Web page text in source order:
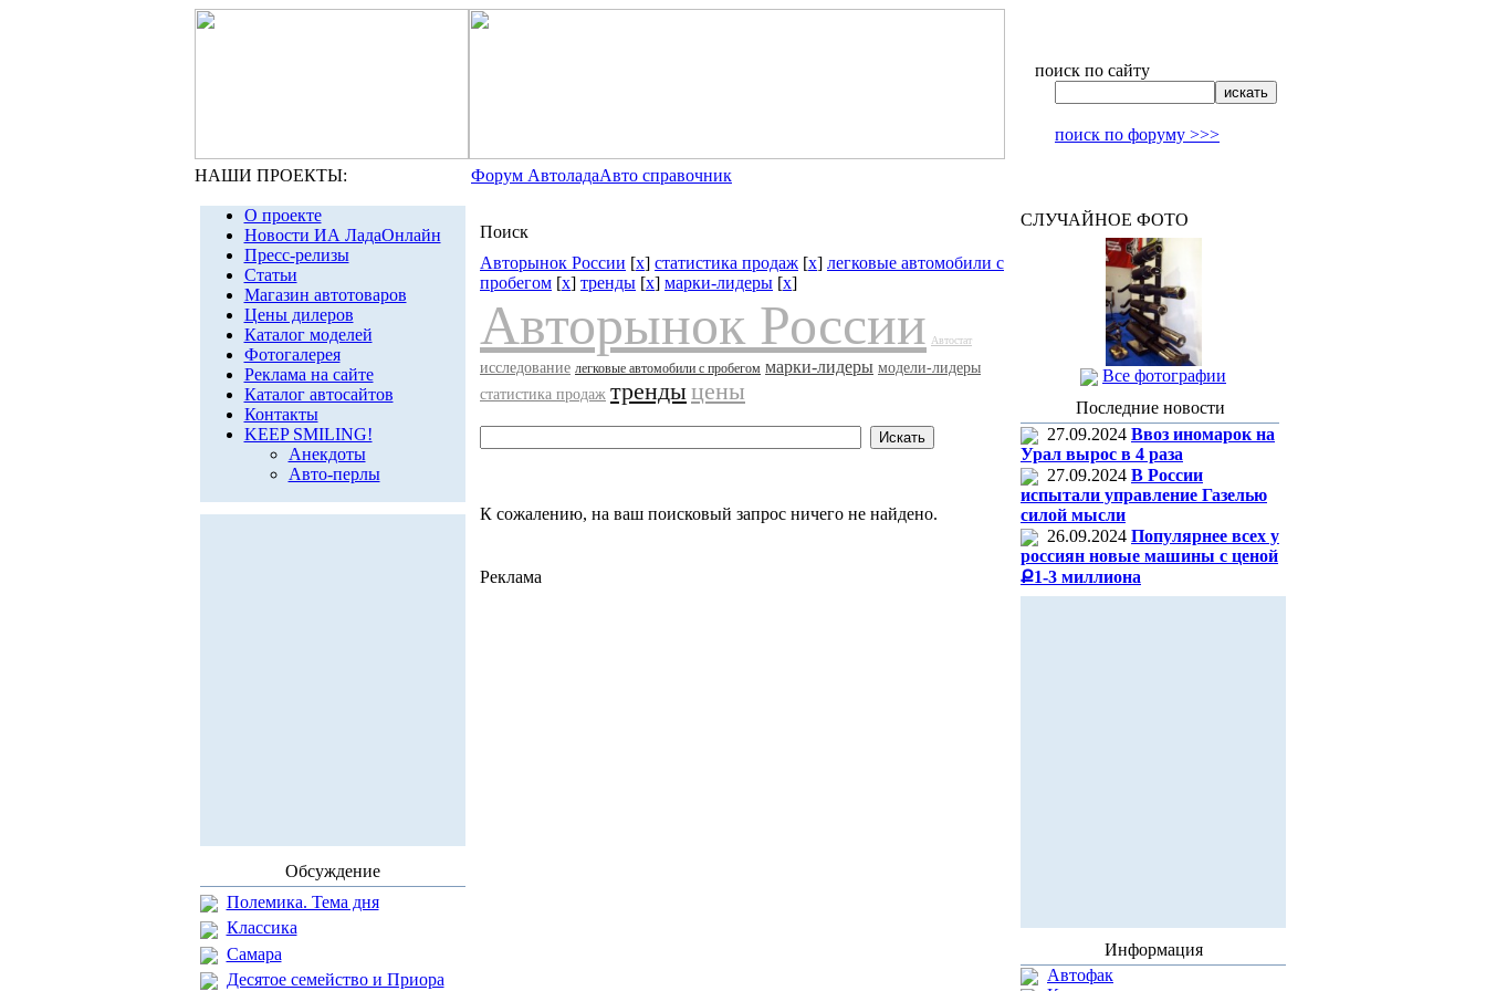
поиск по сайту
поиск по форуму >>>
НАШИ ПРОЕКТЫ: Форум АвтоладаАвто справочник
О проекте
Новости ИА ЛадаОнлайн
Пресс-релизы
Статьи
Магазин автотоваров
Цены дилеров
Каталог моделей
Фотогалерея
Реклама на сайте
Каталог автосайтов
Контакты
KEEP SMILING!
Анекдоты
Авто-перлы
Обсуждение
Полемика. Тема дня
Классика
Самара
Десятое семейство и Приора
Поиск
Авторынок России [x] статистика продаж [x] легковые автомобили с
пробегом [x] тренды [x] марки-лидеры [x]
Авторынок России Автостат
исследование легковые автомобили с пробегом марки-лидеры модели-лидеры
статистика продаж трендыцены
К сожалению, на ваш поисковый запрос ничего не найдено.
Реклама
СЛУЧАЙНОЕ ФОТО
Все фотографии
Последние новости
27.09.2024 Ввоз иномарок на
Урал вырос в 4 раза
27.09.2024 В России
испытали управление Газелью
силой мысли
26.09.2024 Популярнее всех у
россиян новые машины с ценой
Ք1-3 миллиона
Информация
Автофак